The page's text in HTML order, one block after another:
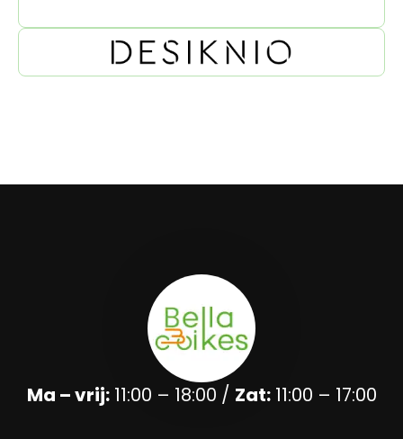
Ma – vrij:11:00 – 18:00 / Zat:11:00 – 17:00